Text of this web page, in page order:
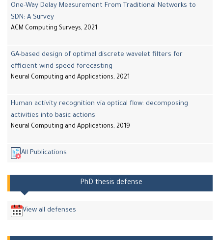
One-Way Delay Measurement From Traditional Networks to
SDN: A Survey
ACM Computing Surveys, 2021
GA-based design of optimal discrete wavelet filters for
efficient wind speed forecasting
Neural Computing and Applications, 2021
Human activity recognition via optical flow: decomposing
activities into basic actions
Neural Computing and Applications, 2019
All Publications
PhD thesis defense
View all defenses